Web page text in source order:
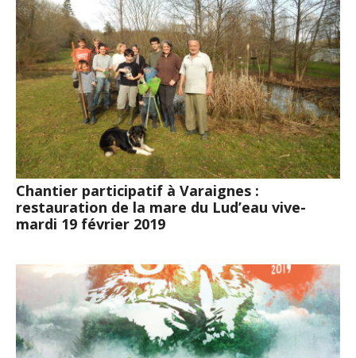
Chantier participatif à Varaignes :
restauration de la mare du Lud’eau vive-
mardi 19 février 2019